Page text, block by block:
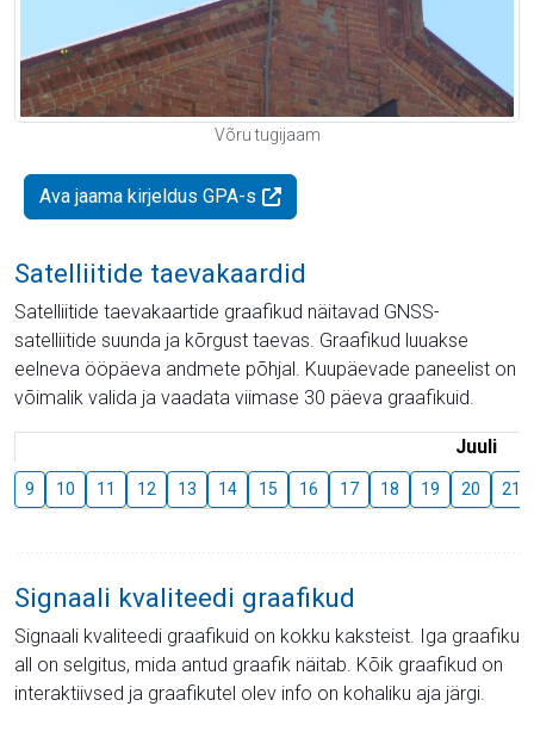
Võru tugijaam
Ava jaama kirjeldus GPA-s
Satelliitide taevakaardid
Satelliitide taevakaartide graafikud näitavad GNSS-
satelliitide suunda ja kõrgust taevas. Graafikud luuakse
eelneva ööpäeva andmete põhjal. Kuupäevade paneelist on
võimalik valida ja vaadata viimase 30 päeva graafikuid.
Juuli
9 10 11 12 13 14 15 16 17 18 19 20 21
Signaali kvaliteedi graafikud
Signaali kvaliteedi graafikuid on kokku kaksteist. Iga graafiku
all on selgitus, mida antud graafik näitab. Kõik graafikud on
interaktiivsed ja graafikutel olev info on kohaliku aja järgi.